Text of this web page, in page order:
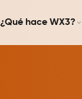
¿Qué hace WX3?